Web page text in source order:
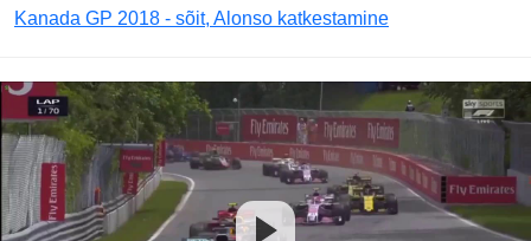
Kanada GP 2018 - sõit, Alonso katkestamine